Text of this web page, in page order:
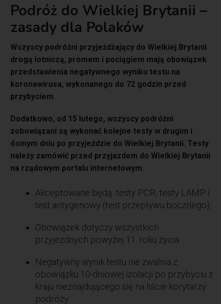
Podróż do Wielkiej Brytanii –
zasady dla Polaków
Wszyscy podróżni przyjeżdżający do Wielkiej Brytanii
drogą lotniczą, promem i pociągiem mają obowiązek
przedstawienia negatywnego wyniku testu na
koronawirusa, wykonanego do 72 godzin przed
przybyciem.
Dodatkowo, od 15 lutego, wszyscy podróżni
zobowiązani są wykonać kolejne testy w drugim i
ósmym dniu po przyjeździe do Wielkiej Brytanii. Testy
należy zamówić przed przyjazdem do Wielkiej Brytanii
na rządowym portalu internetowym.
Akceptowane będą testy PCR, testy LAMP i
test antygenowy (test przepływu bocznego).
Obowiązek dotyczy wszystkich
przyjezdnych powyżej 11. roku życia.
Negatywny wynik testu nie zwalnia z
obowiązku 10-dniowej izolacji po przybyciu z
kraju nieznajdującego się na liście korytarzy
podróży.